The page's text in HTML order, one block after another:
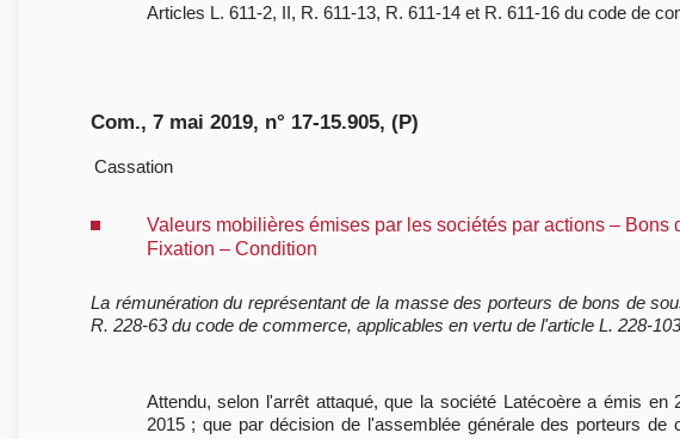
Articles L. 611-2, II, R. 611-13, R. 611-14 et R. 611-16 du code de
Com., 7 mai 2019, n° 17-15.905, (P)
Cassation
Valeurs mobilières émises par les sociétés par actions –
Fixation – Condition
La rémunération du représentant de la masse des porteurs de bons de
R. 228-63 du code de commerce, applicables en vertu de l'article L. 228-
Attendu, selon l'arrêt attaqué, que la société Latécoère a émis
2015 ; que par décision de l'assemblée générale des porteurs